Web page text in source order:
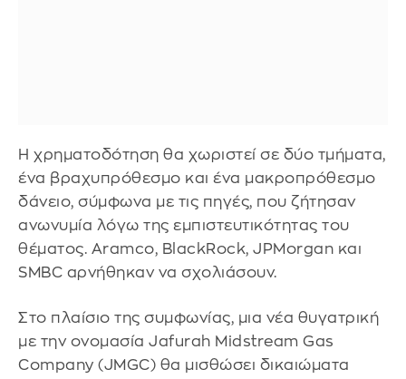
Η χρηματοδότηση θα χωριστεί σε δύο τμήματα,
ένα βραχυπρόθεσμο και ένα μακροπρόθεσμο
δάνειο, σύμφωνα με τις πηγές, που ζήτησαν
ανωνυμία λόγω της εμπιστευτικότητας του
θέματος. Aramco, BlackRock, JPMorgan και
SMBC αρνήθηκαν να σχολιάσουν.
Στο πλαίσιο της συμφωνίας, μια νέα θυγατρική
με την ονομασία Jafurah Midstream Gas
Company (JMGC) θα μισθώσει δικαιώματα